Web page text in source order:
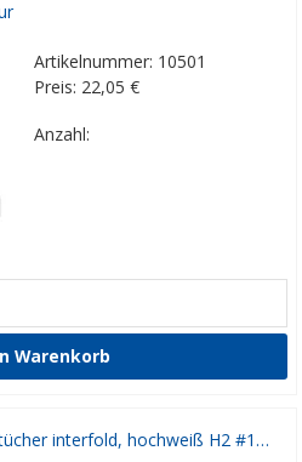
Artikelnummer: 10501
Preis: 22,05 €
Anzahl:
Tork Premium Papierhandtücher interfold, hochweiß H2 #100297